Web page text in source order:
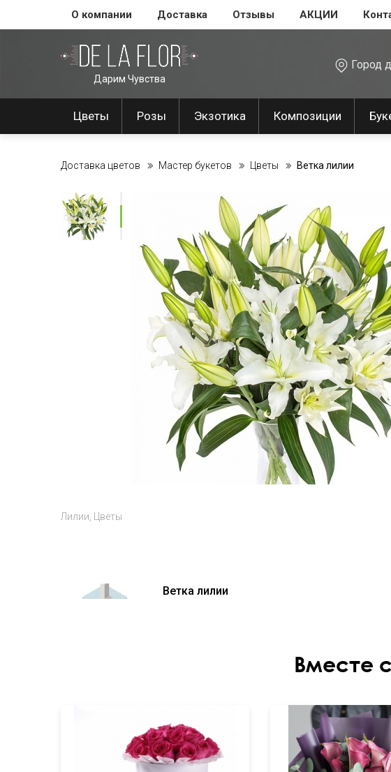
О компании Доставка Отзывы АКЦИИ
Дарим Чувства
Город
Цветы Розы Экзотика Композиции
Доставка цветов Мастер букетов Цветы Ветка лилии
Лилии Цветы
Ветка лилии
Вместе